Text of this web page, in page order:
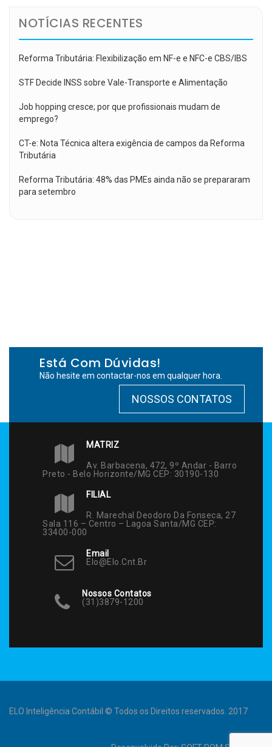
NOTÍCIAS RECENTES
Reforma Tributária: Flexibilização em NF-e e NFC-e CBS/IBS
STF Decide INSS sobre Vale-Transporte e Alimentação
Job hopping cresce; por que profissionais mudam de
emprego?
CT-e: Nota Técnica altera exigência de campos da Reforma
Tributária
Reforma Tributária: 48% das PMEs ainda não se prepararam
para setembro
Está Com Dúvidas!
Não hesite em contactar-nos em qualquer hora.
NOSSOS CONTATOS
MATRIZ
Av. Barbacena, 472, 9º Andar - Barro
Preto - Belo Horizonte/MG CEP: 30190-130
FILIAL
R. Marechal Deodoro Da Fonseca, 27
Sala 116 – Centro – Lagoa Santa/MG CEP:
33400-000
Email
Elo@elo.cnt.br
Nossos Contatos
(31)3879-1200
ELO Inteligência Contábil © Todos os Direitos reservados. 2017